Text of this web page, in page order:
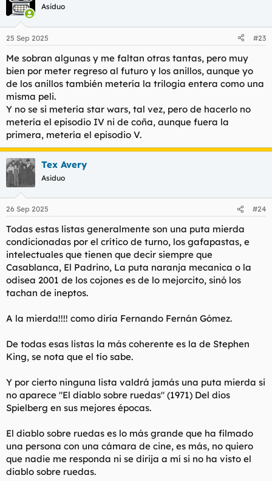
Asiduo
25 Sep 2025 #23
Me sobran algunas y me faltan otras tantas, pero muy
bien por meter regreso al futuro y los anillos, aunque yo
de los anillos también metería la trilogia entera como una
misma peli.
Y no se si metería star wars, tal vez, pero de hacerlo no
metería el episodio IV ni de coña, aunque fuera la
primera, metería el episodio V.
Tex Avery
Asiduo
26 Sep 2025 #24
Todas estas listas generalmente son una puta mierda
condicionadas por el crítico de turno, los gafapastas, e
intelectuales que tienen que decir siempre que
Casablanca, El Padrino, La puta naranja mecanica o la
odisea 2001 de los cojones es de lo mejorcito, sinó los
tachan de ineptos.
A la mierda!!!! como diría Fernando Fernán Gómez.
De todas esas listas la más coherente es la de Stephen
King, se nota que el tío sabe.
Y por cierto ninguna lista valdrá jamás una puta mierda si
no aparece "El diablo sobre ruedas" (1971) Del dios
Spielberg en sus mejores épocas.
El diablo sobre ruedas es lo más grande que ha filmado
una persona con una cámara de cine, es más, no quiero
que nadie me responda ni se dirija a mí si no ha visto el
diablo sobre ruedas.